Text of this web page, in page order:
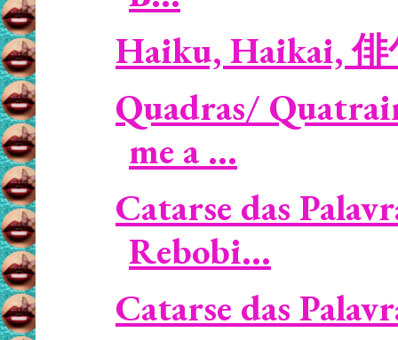
Haiku, Haikai, 俳
Quadras/
me a ...
Catarse das
Rebobi...
Catarse das